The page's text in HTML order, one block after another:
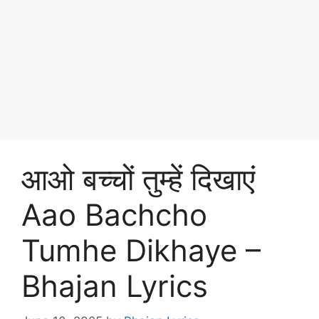
आओ बच्चों तुम्हें दिखाएं
Aao Bachcho
Tumhe Dikhaye –
Bhajan Lyrics